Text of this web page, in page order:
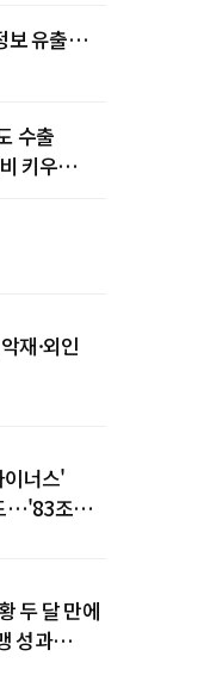
보 유출…
수출
키우는
재·외인
이너스'
…'83조
두 달 만에
성과